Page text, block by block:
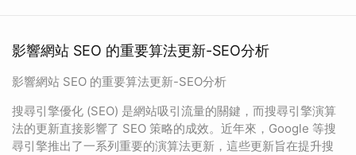
影響網站 SEO 的重要算法更新-SEO分析
影響網站 SEO 的重要算法更新-SEO分析
搜尋引擎優化 (SEO) 是網站吸引流量的關鍵，而搜尋引擎演算
法的更新直接影響了 SEO 策略的成效。近年來，Google 等搜
尋引擎推出了一系列重要的演算法更新，這些更新旨在提升搜